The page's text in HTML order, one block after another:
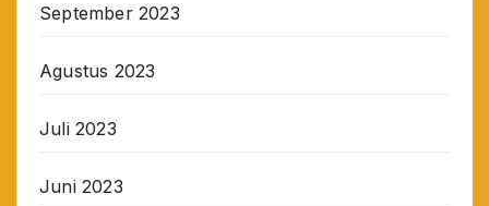
September 2023
Agustus 2023
Juli 2023
Juni 2023